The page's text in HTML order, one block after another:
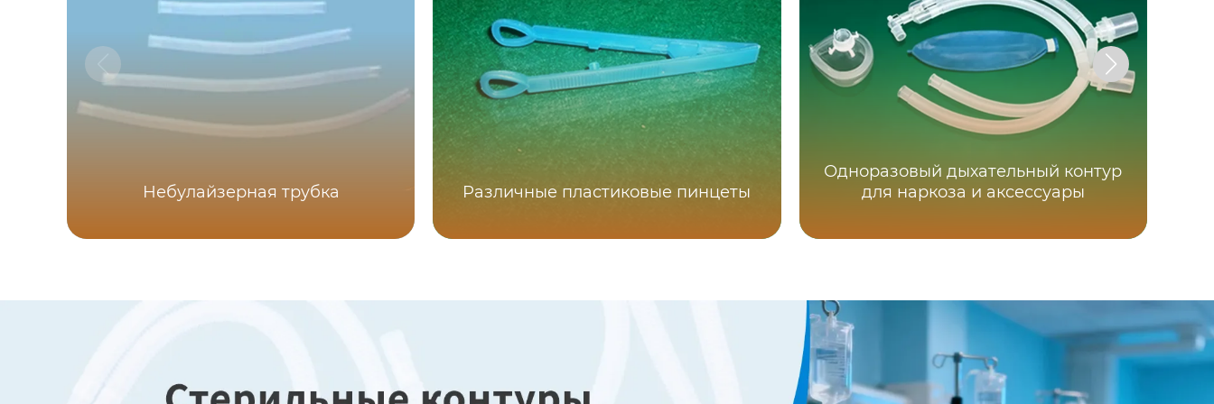
Небулайзерная трубка Различные пластиковые пинцеты
Одноразовый дыхательный контур
для наркоза и аксессуары